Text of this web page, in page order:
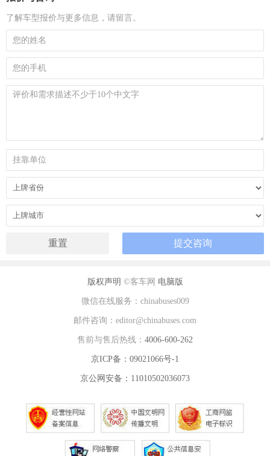
了解车型报价与更多信息，请留言。
版权声明 ©客车网 电脑版
微信在线服务：chinabuses009
邮件咨询：editor@chinabuses.com
售前与售后热线： 4006-600-262
京ICP备：09021066号-1
京公网安备：11010502036073